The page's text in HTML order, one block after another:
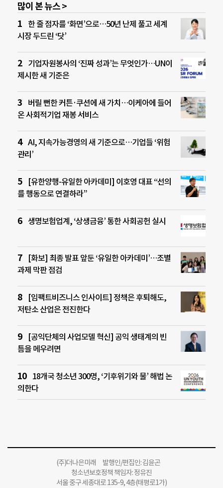
많이 본 뉴스 >
한 줄 점자를 ‘화면’으로…50년 난제 풀고 세계
시장 두드린 ‘닷’
기업자원봉사의 ‘진짜 성과’는 무엇인가…UN이
제시한 새 기준은
버릴 뻔한 커튼·쿠션에 새 가치…이케아에 들어
온 사회적기업 재봉 서비스
AI, 지속가능경영의 새 기준으로…기업들 ‘위험
관리’
[유한양행-유일한 아카데미] 이호영 대표 “선의
를 행동으로 연결하라”
생명보험업계, ‘상생금융’ 통한 사회공헌 실시
[화보] 최종 발표 앞둔 ‘유일한 아카데미’…조별
과제 막판 점검
[임팩트비즈니스 인사이트] 정책은 후퇴해도,
저탄소 산업은 전진한다
[공익단체의 사업모델 혁신] 공익 생태계의 빈
틈을 메우려면
18개국 청소년 300명, ‘기후위기와 물’ 해법 논
의한다
(주)더나은미래 발행인/편집인: 김윤곤
청소년보호정책 책임자: 정유진
서울 중구 세종대로 135-9, 4층(태평로1가)